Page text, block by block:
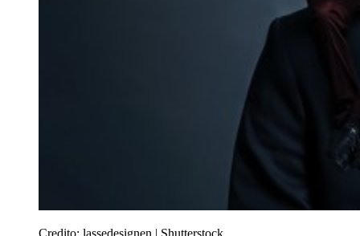
Credito: lassedesignen | Shutterstock